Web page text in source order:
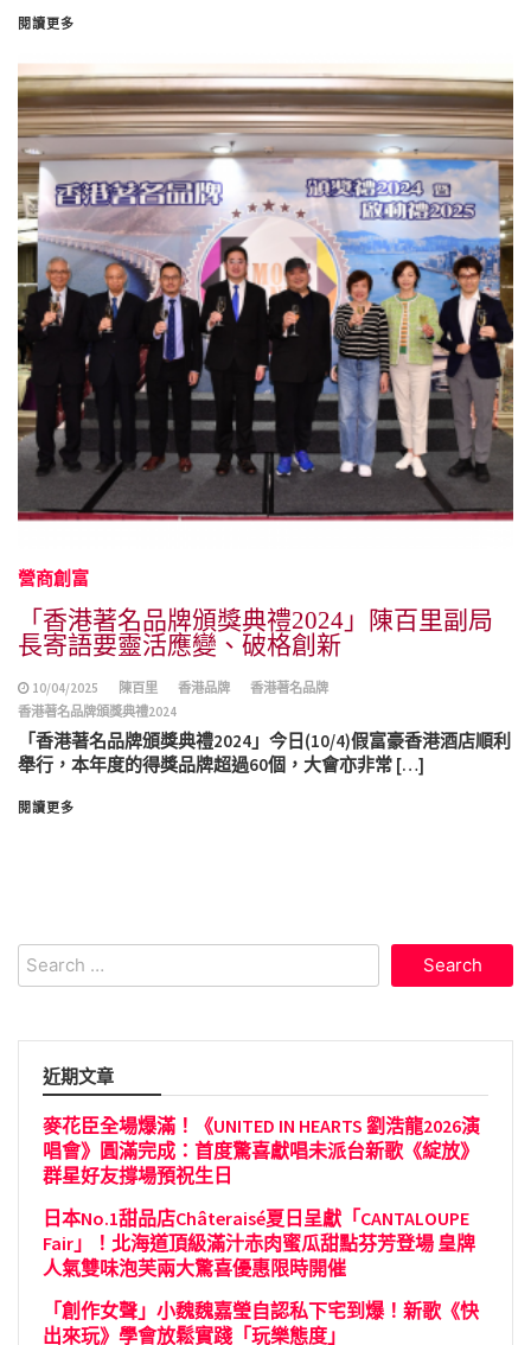
閱讀更多
營商創富
「香港著名品牌頒獎典禮2024」陳百里副局
長寄語要靈活應變、破格創新
10/04/2025 陳百里 香港品牌
香港著名品牌
香港著名品牌頒獎典禮2024
「香港著名品牌頒獎典禮2024」今日(10/4)假富豪香港酒店順利
舉行，本年度的得獎品牌超過60個，大會亦非常 […]
閱讀更多
Search
for:
近期文章
麥花臣全場爆滿！《UNITED IN HEARTS 劉浩龍2026演
唱會》圓滿完成：首度驚喜獻唱未派台新歌《綻放》
群星好友撐場預祝生日
日本No.1甜品店Châteraisé夏日呈獻「CANTALOUPE
Fair」！北海道頂級滿汁赤肉蜜瓜甜點芬芳登場 皇牌
人氣雙味泡芙兩大驚喜優惠限時開催
「創作女聲」小魏魏嘉瑩自認私下宅到爆！新歌《快
出來玩》學會放鬆實踐「玩樂態度」